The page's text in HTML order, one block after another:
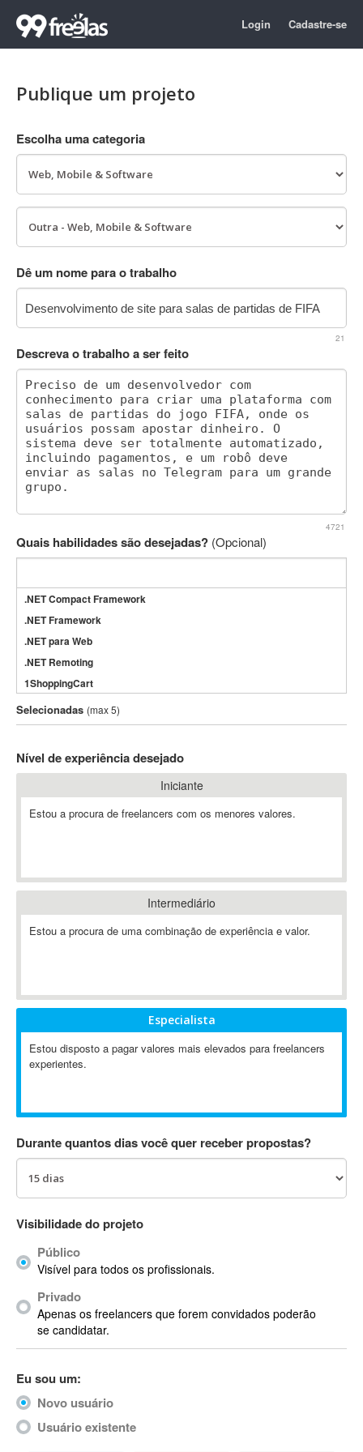
Login Cadastre-se
Publique um projeto
Escolha uma categoria
Dê um nome para o trabalho
21
Descreva o trabalho a ser feito
4721
Quais habilidades são desejadas? (Opcional)
.NET Compact Framework
.NET Framework
.NET para Web
.NET Remoting
1ShoppingCart
3DS Max
3GSM
802.11
A-GPS
ABAP
Abaqus
ABBYY FineReader
Ableton
Ableton Push
Abstract
AC3
ACID Pro
ACPI
Acrobat
Acrobat X
Acronis
ACT
Actimize
ActionScript
ActionScript 3
Selecionadas (max 5)
Nível de experiência desejado
Iniciante
Estou a procura de freelancers com os menores valores.
Intermediário
Estou a procura de uma combinação de experiência e valor.
Especialista
Estou disposto a pagar valores mais elevados para freelancers
experientes.
Durante quantos dias você quer receber propostas?
Visibilidade do projeto
Público
Visível para todos os profissionais.
Privado
Apenas os freelancers que forem convidados poderão
se candidatar.
Eu sou um:
Novo usuário
Usuário existente